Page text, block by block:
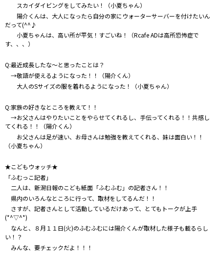
スカイダイビングをしてみたい！（小夏ちゃん）
陽介くんは、大人になったら自分の家にウォーターサーバーを付けたいん
だって(^^♪
小夏ちゃんは、高い所が平気！すごいね！（Rcafe ADは高所恐怖症で
す、、、）
Q:最近成長したな～と思ったことは？
→敬語が使えるようになった！！（陽介くん）
大人のSサイズの服を着れるようになった！（小夏ちゃん）
Q:家族の好きなところを教えて！！
→お父さんはやりたいことをやらせてくれるし、手伝ってくれる！！共感し
てくれる！！（陽介くん）
お父さんは足が速い、お母さんは勉強を教えてくれる、妹は面白い！！
（小夏ちゃん）
★こどもウォッチ★
「ふむっこ記者」
二人は、新潟日報のこども紙面「ふむふむ」の記者さん！！
県内のいろんなところに行って、取材をしてるんだ！！
さすが、記者さんとして活動しているだけあって、とてもトークが上手
(*^▽^*)
なんと、８月１１日(火)のふむふむには陽介くんが取材した様子も載るらし
い！？
みんな、要チェックだよ！！！